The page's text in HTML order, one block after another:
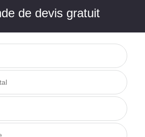
de devis gratuit